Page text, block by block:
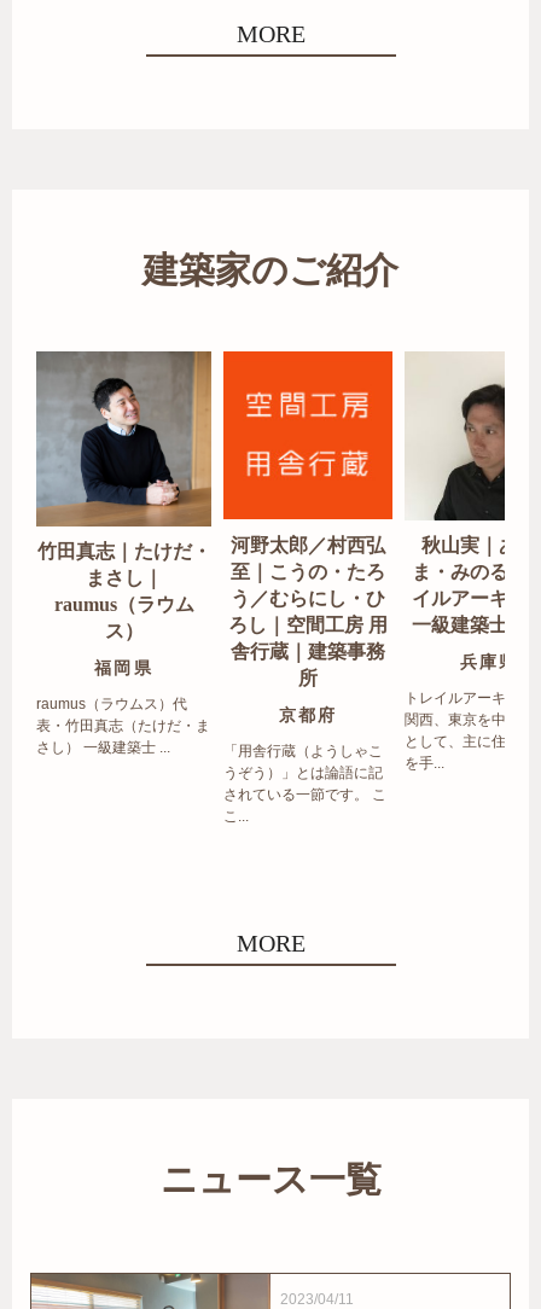
MORE
建築家のご紹介
竹田真志｜たけだ・
まさし｜
raumus（ラウム
ス）
福岡県
raumus（ラウムス）代
表・竹田真志（たけだ・ま
さし） 一級建築士 ...
河野太郎／村西弘
至｜こうの・たろ
う／むらにし・ひ
ろし｜空間工房 用
舎行蔵｜建築事務
所
京都府
「用舎行蔵（ようしゃこ
うぞう）」とは論語に記
されている一節です。 こ
こ...
秋山実｜あき
ま・みのる｜
イルアーキテ
一級建築士事
兵庫県
トレイルアーキテク
関西、東京を中心エ
として、主に住宅の
を手...
MORE
ニュース一覧
2023/04/11